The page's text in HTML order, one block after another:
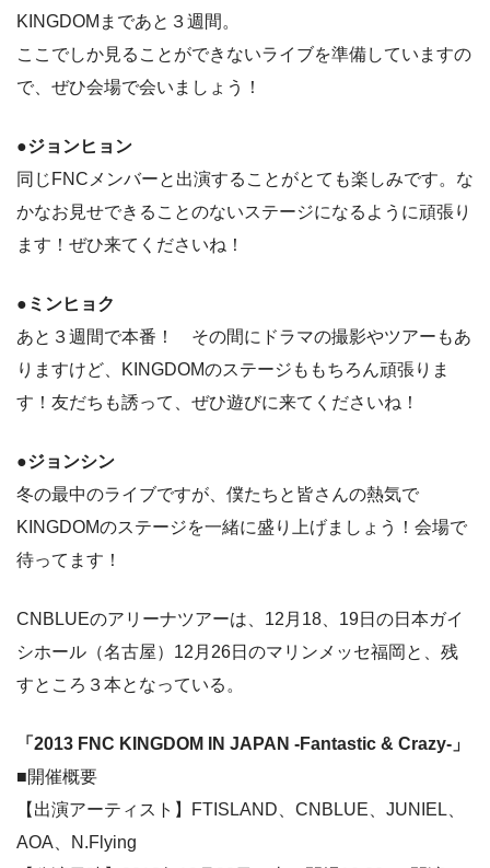
KINGDOMまであと３週間。
ここでしか見ることができないライブを準備していますの
で、ぜひ会場で会いましょう！
●ジョンヒョン
同じFNCメンバーと出演することがとても楽しみです。な
かなお見せできることのないステージになるように頑張り
ます！ぜひ来てくださいね！
●ミンヒョク
あと３週間で本番！ その間にドラマの撮影やツアーもあ
りますけど、KINGDOMのステージももちろん頑張りま
す！友だちも誘って、ぜひ遊びに来てくださいね！
●ジョンシン
冬の最中のライブですが、僕たちと皆さんの熱気で
KINGDOMのステージを一緒に盛り上げましょう！会場で
待ってます！
CNBLUEのアリーナツアーは、12月18、19日の日本ガイ
シホール（名古屋）12月26日のマリンメッセ福岡と、残
すところ３本となっている。
「2013 FNC KINGDOM IN JAPAN -Fantastic & Crazy-」
■開催概要
【出演アーティスト】FTISLAND、CNBLUE、JUNIEL、
AOA、N.Flying